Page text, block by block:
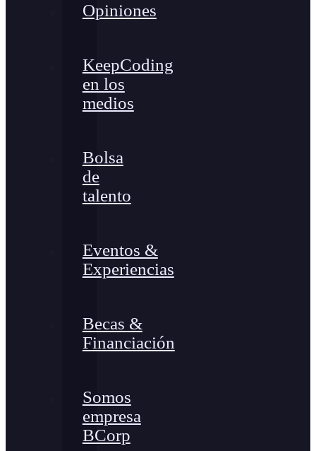
Opiniones
KeepCoding
en los
medios
Bolsa
de
talento
Eventos &
Experiencias
Becas &
Financiación
Somos
empresa
BCorp